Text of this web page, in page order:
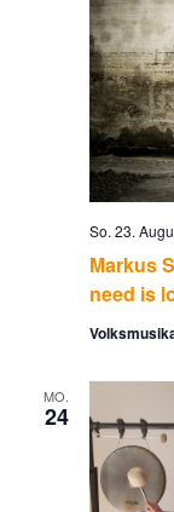
Markus
need is
So. 23.
MO.
24